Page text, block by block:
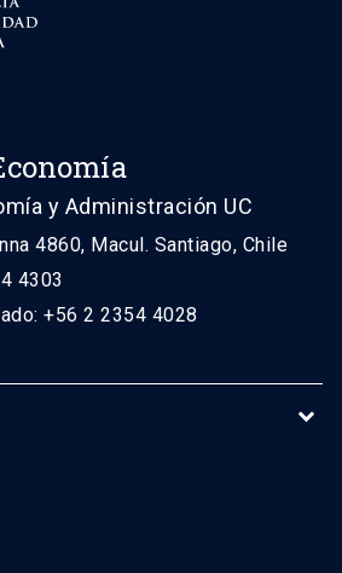
y Administración UC
4860, Macul. Santiago, Chile
4303
+56 2 2354 4028